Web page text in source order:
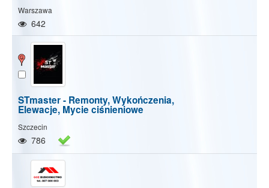
Warszawa
642
STmaster - Remonty, Wykończenia,
Elewacje, Mycie ciśnieniowe
Szczecin
786